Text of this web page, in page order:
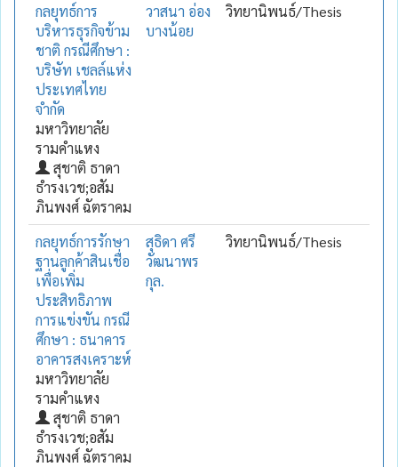
กลยุทธ์การ
บริหารธุรกิจข้าม
ชาติ กรณีศึกษา :
บริษัท เชลล์แห่ง
ประเทศไทย
จำกัด
มหาวิทยาลัย
รามคำแหง
สุชาติ ธาดา
ธำรงเวช;อสัม
ภินพงศ์ ฉัตราคม
วาสนา อ่อง
บางน้อย
วิทยานิพนธ์/Thesis
กลยุทธ์การรักษา
ฐานลูกค้าสินเชื่อ
เพื่อเพิ่ม
ประสิทธิภาพ
การแข่งขัน กรณี
ศึกษา : ธนาคาร
อาคารสงเคราะห์
มหาวิทยาลัย
รามคำแหง
สุชาติ ธาดา
ธำรงเวช;อสัม
ภินพงศ์ ฉัตราคม
สุธิดา ศรี
วัฒนาพร
กุล.
วิทยานิพนธ์/Thesis